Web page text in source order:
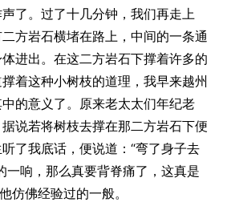
了。过了十几分钟，我们再走上
方岩石横堵在路上，中间的一条通
进出。在这二方岩石下撑着许多的
着这种小树枝的道理，我早来越州
的意义了。原来老太太们年纪老
说若将树枝去撑在那二方岩石下便
了我底话，便说道：“弯了身子去
一响，那么真要背脊痛了，这真是
仿佛经验过的一般。